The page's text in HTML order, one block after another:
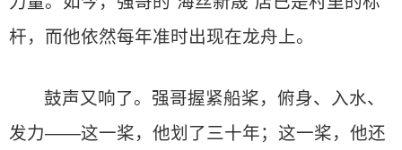
杆，而他依然每年准时出现在龙舟上。
鼓声又响了。强哥握紧船桨，俯身、入水、
发力——这一桨，他划了三十年；这一桨，他还